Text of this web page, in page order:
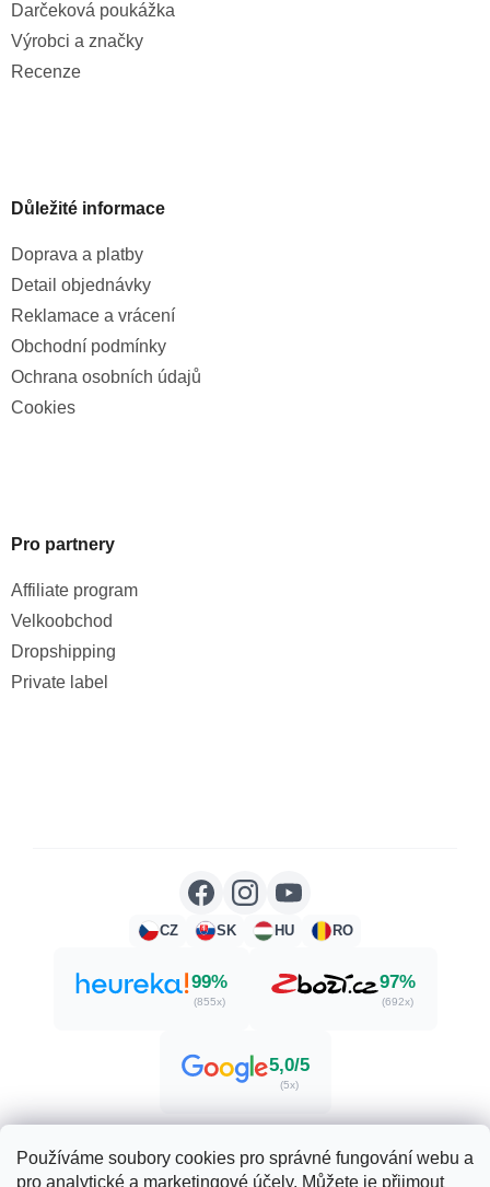
Používáme soubory cookies pro správné fungování webu a
pro analytické a marketingové účely. Můžete je přijmout
Darčeková poukážka
Výrobci a značky
Recenze
Důležité informace
Doprava a platby
Detail objednávky
Reklamace a vrácení
Obchodní podmínky
Ochrana osobních údajů
Cookies
Pro partnery
Affiliate program
Velkoobchod
Dropshipping
Private label
CZ SK HU RO
99%
(855x)
97%
(692x)
5,0/5
(5x)